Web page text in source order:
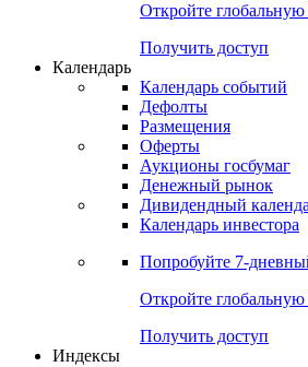
Корпоративные CDS
Попробуйте7-дневный
Откройте глобальную
Получить доступ
Календарь
Календарь событий
Дефолты
Размещения
Оферты
Денежный рынок
Календарь инвестора
Попробуйте7-дневный